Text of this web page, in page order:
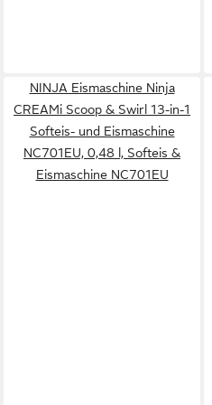
NINJA Eismaschine Ninja
CREAMi Scoop & Swirl 13-in-1
Softeis- und Eismaschine
NC701EU, 0,48 l, Softeis &
Eismaschine NC701EU